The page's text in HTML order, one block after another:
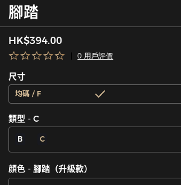
腳踏
HK$394.00
0 用戶評價
尺寸
均碼 / F
類型 - C
B C
顔色 - 腳踏（升級款）